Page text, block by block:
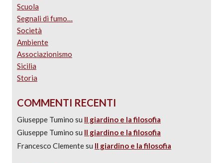
Scuola
Segnali di fumo…
Società
Ambiente
Associazionismo
Sicilia
Storia
COMMENTI RECENTI
Giuseppe Tumino su Il giardino e la filosofia
Giuseppe Tumino su Il giardino e la filosofia
Francesco Clementesu Il giardino e la filosofia